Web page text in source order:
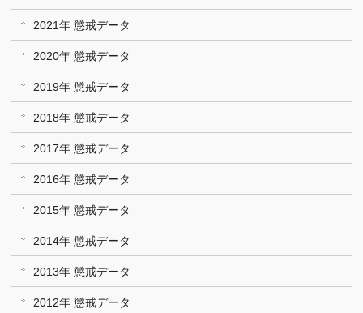
2021年 懲戒データ
2020年 懲戒データ
2019年 懲戒データ
2018年 懲戒データ
2017年 懲戒データ
2016年 懲戒データ
2015年 懲戒データ
2014年 懲戒データ
2013年 懲戒データ
2012年 懲戒データ